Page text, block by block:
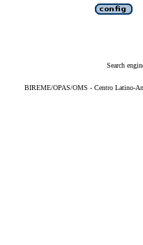
Search
BIREME/OPAS/OMS - Centro Latino-